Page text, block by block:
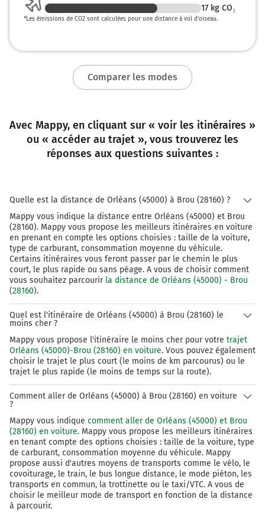
17 kg CO₂
*Les émissions de CO2 sont calculées pour une distance à vol d’oiseau.
Comparer les modes
Avec Mappy, en cliquant sur « voir les itinéraires »
ou « accéder au trajet », vous trouverez les
réponses aux questions suivantes :
Quelle est la distance de Orléans (45000) à Brou (28160) ?
Mappy vous indique la distance entre Orléans (45000) et Brou
(28160). Mappy vous propose les meilleurs itinéraires en voiture
en prenant en compte les options choisies : taille de la voiture,
type de carburant, consommation moyenne du véhicule.
Certains itinéraires vous feront passer par le chemin le plus
court, le plus rapide ou sans péage. A vous de choisir comment
vous souhaitez parcourir la distance de Orléans (45000) - Brou
(28160).
Quel est l'itinéraire de Orléans (45000) à Brou (28160) le
moins cher ?
Mappy vous propose l'itinéraire le moins cher pour votre trajet
Orléans (45000)-Brou (28160) en voiture. Vous pouvez également
choisir le trajet le plus court (le moins de km parcourus) ou le
trajet le plus rapide (le moins de temps sur la route).
Comment aller de Orléans (45000) à Brou (28160) en voiture
?
Mappy vous indique comment aller de Orléans (45000) et Brou
(28160) en voiture. Mappy vous propose les meilleurs itinéraires
en tenant compte des options choisies : taille de la voiture, type
de carburant, consommation moyenne du véhicule. Mappy
propose aussi d'autres moyens de transports comme le vélo, le
covoiturage, le train, le bus longue distance, le mode piéton, les
transports en commun, la trottinette ou le taxi/VTC. A vous de
choisir le meilleur mode de transport en fonction de la distance
à parcourir.